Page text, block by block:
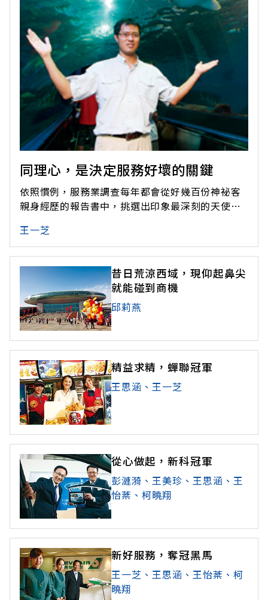
同理心，是決定服務好壞的關鍵
依照慣例，服務業調查每年都會從好幾百份神祕客
親身經歷的報告書中，挑選出印象最深刻的天使與
採訪5位獲得神祕客激賞的天使服務人員，深入挖掘
做好服務的祕密。有趣的是，幾乎所有天使，都認
為那些頗受神祕客好評的服務，都是分內應該做的
事，沒什麼大不了，但顯而不露的是，
王一芝
昔日荒涼西域，現仰起鼻尖
就能碰到商機
邱莉燕
精益求精，蟬聯冠軍
王思涵、王一芝
從心做起，新科冠軍
彭漣漪、王美珍、王思涵、王
怡棻、柯曉翔
新好服務，奪冠黑馬
王一芝、王思涵、王怡棻、柯
曉翔